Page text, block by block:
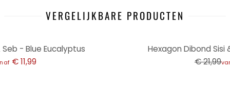
VERGELIJKBARE PRODUCTEN
- Blue Eucalyptus
€ 11,99
Hexagon Dibond
€ 21,99